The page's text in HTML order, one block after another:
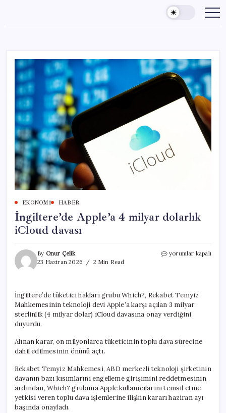
content
EKONOMI HABER
İngiltere’de Apple’a 4 milyar dolarlık
iCloud davası
By Onur Çelik
23 Haziran 2026
2 Min Read
İngiltere’de
iCloud
davası
için
yorumlar kapalı
İngiltere’de tüketici hakları grubu Which?, Rekabet Temyiz
Mahkemesinin teknoloji devi Apple’a karşı açılan 3 milyar
sterlinlik (4 milyar dolar) iCloud davasına onay verdiğini
duyurdu.
Alınan karar, on milyonlarca tüketicinin toplu dava sürecine
dahil edilmesinin önünü açtı.
Rekabet Temyiz Mahkemesi, ABD merkezli teknoloji şirketinin
davanın bazı kısımlarını engelleme girişimini reddetmesinin
ardından, Which? grubuna Apple kullanıcılarını temsil etme
yetkisi veren toplu dava işlemlerine ilişkin kararı haziran ayı
başında onayladı.